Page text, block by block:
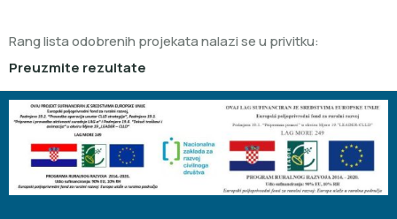
Rang lista odobrenih projekata nalazi se u privitku:
Preuzmite rezultate